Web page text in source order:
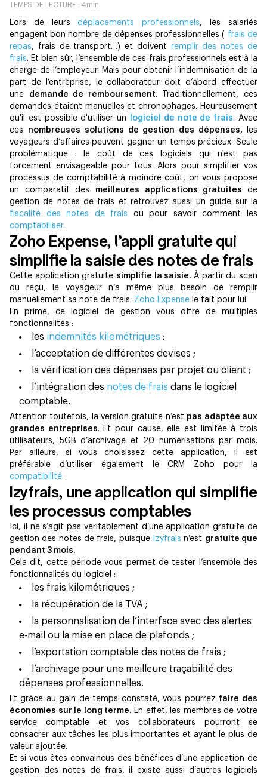
TEMPS DE LECTURE : 4min
Lors de leursdéplacements professionnels, les salariés
engagent bon nombre de dépenses professionnelles ( frais de
repas, frais de transport…) et doivent remplir des notes de
frais. Et bien sûr, l’ensemble de ces frais professionnels est à la
charge de l’employeur. Mais pour obtenir l’indemnisation de la
part de l’entreprise, le collaborateur doit d’abord effectuer
une
demande de remboursement.
Traditionnellement, ces
demandes étaient manuelles et chronophages. Heureusement
qu'il est possible d'utiliser un
logiciel de note de frais. Avec
ces nombreuses solutions de gestion des dépenses,
les
voyageurs d’affaires peuvent gagner un temps précieux. Seule
problématique : le coût de ces logiciels qui n'est pas
forcément envisageable pour tous. Alors pour simplifier vos
processus de comptabilité à moindre coût, on vous propose
un comparatif des meilleures applications gratuites de
gestion de notes de frais et retrouvez aussi un guide sur la
fiscalité des notes de frais ou pour savoir comment les
comptabiliser.
Zoho Expense, l’appli gratuite qui
simplifie la saisie des notes de frais
Cette application gratuite simplifie la saisie. À partir du scan
du reçu, le voyageur n’a même plus besoin de remplir
manuellement sa note de frais. Zoho Expense le fait pour lui.
En prime, ce logiciel de gestion vous offre de multiples
fonctionnalités :
les indemnités kilométriques ;
l’acceptation de différentes devises ;
la vérification des dépenses par projet ou client ;
l’intégration des notes de frais dans le logiciel
comptable.
Attention toutefois, la version gratuite n’est pas adaptée aux
grandes entreprises. Et pour cause, elle est limitée à trois
utilisateurs, 5GB d’archivage et 20 numérisations par mois.
Par ailleurs, si vous choisissez cette application, il est
préférable d’utiliser également le CRM Zoho pour la
compatibilité.
Izyfrais, une application qui simplifie
les processus comptables
Ici, il ne s’agit pas véritablement d’une application gratuite de
gestion des notes de frais, puisque
Izyfraisn’est gratuite que
pendant 3 mois.
Cela dit, cette période vous permet de tester l’ensemble des
fonctionnalités du logiciel :
les frais kilométriques ;
la récupération de la TVA ;
la personnalisation de l’interface avec des alertes
e-mail ou la mise en place de plafonds ;
l’exportation comptable des notes de frais ;
l’archivage pour une meilleure traçabilité des
dépenses professionnelles.
Et grâce au gain de temps constaté, vous pourrez faire des
économies sur le long terme. En effet, les membres de votre
service comptable et vos collaborateurs pourront se
consacrer aux tâches les plus importantes et ayant le plus de
valeur ajoutée.
Et si vous êtes convaincus des bénéfices d’une application de
gestion des notes de frais, il existe aussi d’autres logiciels